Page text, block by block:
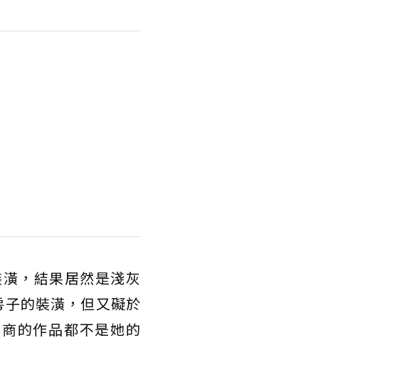
，結果居然是淺灰
的裝潢，但又礙於
的作品都不是她的